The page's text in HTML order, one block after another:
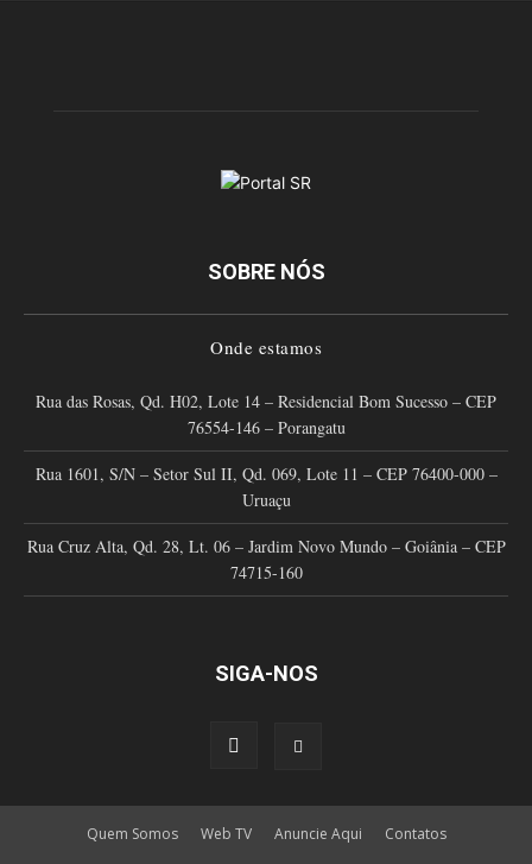
SOBRE NÓS
Onde estamos
Rua das Rosas, Qd. H02, Lote 14 – Residencial Bom Sucesso – CEP
76554-146 – Porangatu
Rua 1601, S/N – Setor Sul II, Qd. 069, Lote 11 – CEP 76400-000 –
Uruaçu
Rua Cruz Alta, Qd. 28, Lt. 06 – Jardim Novo Mundo – Goiânia – CEP
74715-160
SIGA-NOS
Quem Somos Web TV Anuncie Aqui Contatos